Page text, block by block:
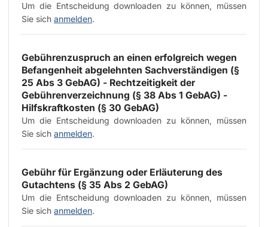
Um die Entscheidung downloaden zu können, müssen
Sie sich anmelden.
Gebührenzuspruch an einen erfolgreich wegen
Befangenheit abgelehnten Sachverständigen (§
25 Abs 3 GebAG) - Rechtzeitigkeit der
Gebührenverzeichnung (§ 38 Abs 1 GebAG) -
Hilfskraftkosten (§ 30 GebAG)
Um die Entscheidung downloaden zu können, müssen
Sie sich anmelden.
Gebühr für Ergänzung oder Erläuterung des
Gutachtens (§ 35 Abs 2 GebAG)
Um die Entscheidung downloaden zu können, müssen
Sie sich anmelden.